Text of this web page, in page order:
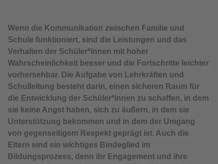
Wenn die Kommunikation zwischen Familie und
Schule funktioniert, sind die Leistungen und das
Verhalten der Schüler*innen mit hoher
Wahrscheinlichkeit besser und die Fortschritte leichter
vorhersehbar. Die Aufgabe von Lehrkräften und
Schulleitung besteht darin, einen sicheren Raum für
die Entwicklung der Schüler*innen zu schaffen, in dem
sie keine Angst haben, sich zu äußern, in dem sie
Unterstützung bekommen und in dem der Umgang
von gegenseitigem Respekt geprägt ist. Auch die
Eltern sind ein wichtiges Bindeglied im
Bildungsprozess, denn ihr Engagement und ihre